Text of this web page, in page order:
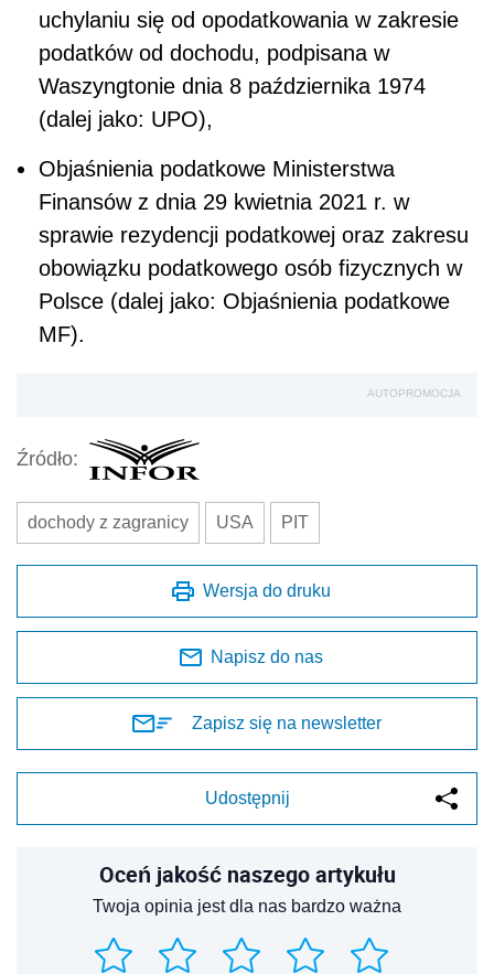
uchylaniu się od opodatkowania w zakresie
podatków od dochodu, podpisana w
Waszyngtonie dnia 8 października 1974
(dalej jako: UPO),
Objaśnienia podatkowe Ministerstwa
Finansów z dnia 29 kwietnia 2021 r. w
sprawie rezydencji podatkowej oraz zakresu
obowiązku podatkowego osób fizycznych w
Polsce (dalej jako: Objaśnienia podatkowe
MF).
AUTOPROMOCJA
Źródło:
dochody z zagranicy USA PIT
Wersja do druku
Napisz do nas
Zapisz się na newsletter
Udostępnij
Oceń jakość naszego artykułu
Twoja opinia jest dla nas bardzo ważna